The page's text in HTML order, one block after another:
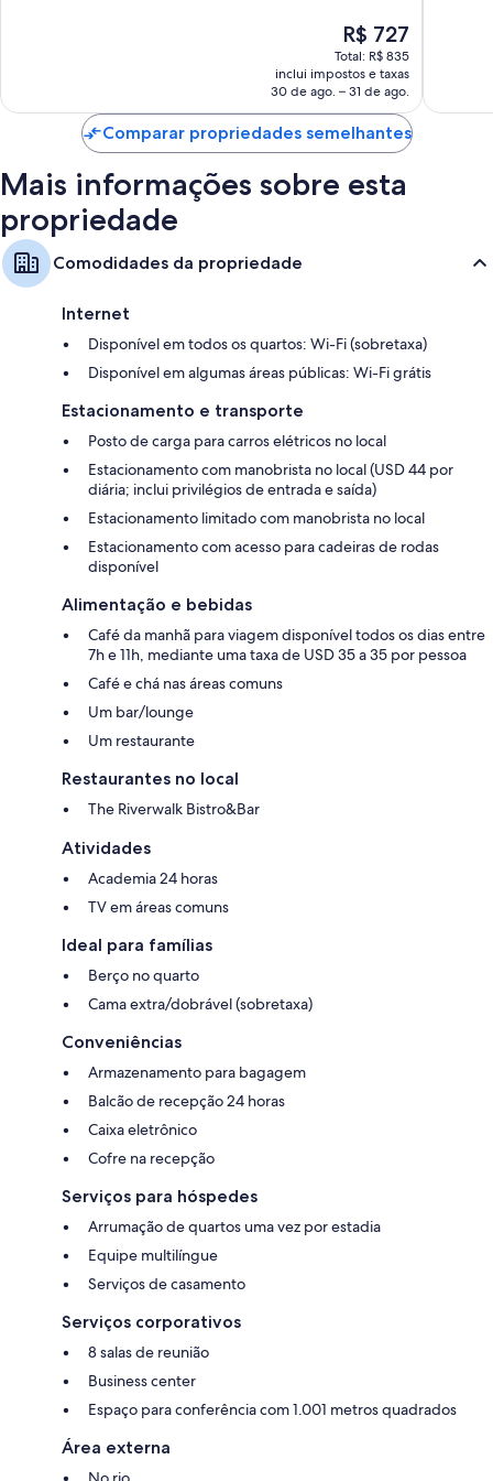
Chuveiros com efeito de chuva, banheiras de imersão e produtos de
TVs de alta definição com com canais premium
Berços grátis, cafeteiras/chaleiras e serviço de arrumação limitado
O
preço
é
de
R$ 727
R$ 727
Total: R$ 835
inclui impostos e taxas
30 de ago. – 31 de ago.
Comparar propriedades semelhantes
Mais informações sobre esta
propriedade
Comodidades da propriedade
Internet
Disponível em todos os quartos: Wi-Fi (sobretaxa)
Disponível em algumas áreas públicas: Wi-Fi grátis
Estacionamento e transporte
Posto de carga para carros elétricos no local
Estacionamento com manobrista no local (USD 44 por
diária; inclui privilégios de entrada e saída)
Estacionamento limitado com manobrista no local
Estacionamento com acesso para cadeiras de rodas
disponível
Alimentação e bebidas
Café da manhã para viagem disponível todos os dias entre
7h e 11h, mediante uma taxa de USD 35 a 35 por pessoa
Café e chá nas áreas comuns
Um bar/lounge
Um restaurante
Restaurantes no local
The Riverwalk Bistro&Bar
Atividades
Academia 24 horas
TV em áreas comuns
Ideal para famílias
Berço no quarto
Cama extra/dobrável (sobretaxa)
Conveniências
Armazenamento para bagagem
Balcão de recepção 24 horas
Caixa eletrônico
Cofre na recepção
Serviços para hóspedes
Arrumação de quartos uma vez por estadia
Equipe multilíngue
Serviços de casamento
Serviços corporativos
8 salas de reunião
Business center
Espaço para conferência com 1.001 metros quadrados
Área externa